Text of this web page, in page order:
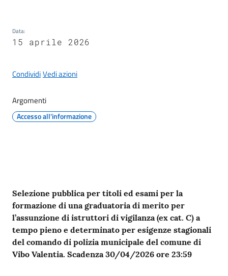
Data:
15 aprile 2026
CondividiVedi azioni
Argomenti
Accesso all'informazione
Contenuto
Selezione pubblica per titoli ed esami per la
formazione di una graduatoria di merito per
l’assunzione di istruttori di vigilanza (ex cat. C) a
tempo pieno e determinato per esigenze stagionali
del comando di polizia municipale del comune di
Vibo Valentia. Scadenza 30/04/2026 ore 23:59